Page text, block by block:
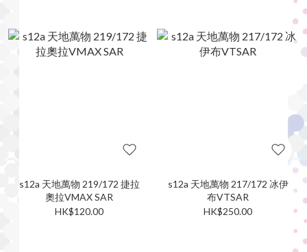
s12a 天地萬物 219/172 捷拉
奧拉VMAX SAR
HK$120.00
s12a 天地萬物 217/172 冰伊
布VTSAR
HK$250.00